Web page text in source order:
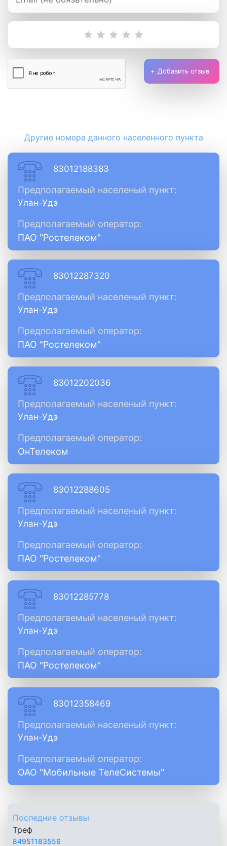
Добавить отзыв
Другие номера данного населенного пункта
83012188383
Предполагаемый населеный пункт:
Улан-Удэ
Предполагаемый оператор:
ПАО "Ростелеком"
83012287320
Предполагаемый населеный пункт:
Улан-Удэ
Предполагаемый оператор:
ПАО "Ростелеком"
83012202036
Предполагаемый населеный пункт:
Улан-Удэ
Предполагаемый оператор:
ОнТелеком
83012288605
Предполагаемый населеный пункт:
Улан-Удэ
Предполагаемый оператор:
ПАО "Ростелеком"
83012285778
Предполагаемый населеный пункт:
Улан-Удэ
Предполагаемый оператор:
ПАО "Ростелеком"
83012358469
Предполагаемый населеный пункт:
Улан-Удэ
Предполагаемый оператор:
ОАО "Мобильные ТелеСистемы"
Последние отзывы
Треф
84951183556